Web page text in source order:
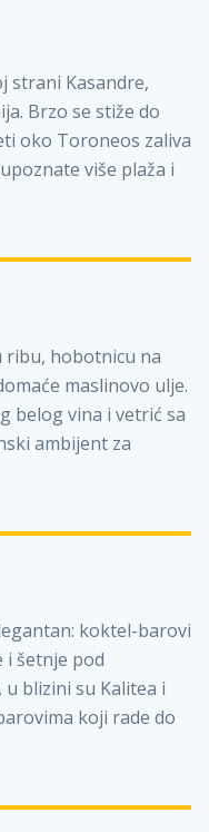
strani Kasandre,
Brzo se stiže do
oko Toroneos zaliva
više plaža i
ribu, hobotnicu na
maslinovo ulje.
belog vina i vetrić sa
ambijent za
koktel-barovi
i šetnje pod
u blizini su Kalitea i
koji rade do